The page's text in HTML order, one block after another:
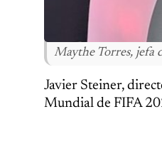
Maythe Torres, jefa
Javier Steiner,
Mundial de FIFA